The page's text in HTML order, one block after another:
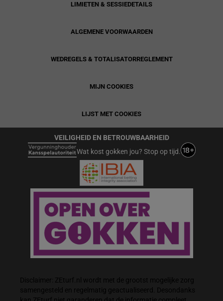
LIMIETEN & SESSIEDETAILS
ALGEMENE VOORWAARDEN
WEDREGELS & TOTALISATORREGLEMENT
MIJN COOKIES
LIJST MET COOKIES
VEILIGHEID EN BETROUWBAARHEID
Wat kost gokken jou? Stop op tijd.
Disclaimer: ZEturf.nl wordt met de grootst mogelijke zorg
samengesteld en regelmatig geactualiseerd. Desondanks